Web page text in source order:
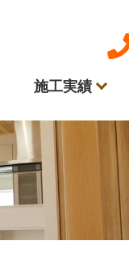
施工実績